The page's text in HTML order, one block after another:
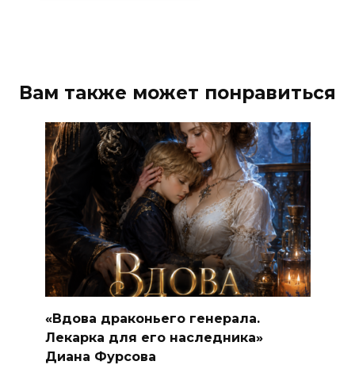
Вам также может понравиться
«Вдова драконьего генерала.
Лекарка для его наследника»
Диана Фурсова